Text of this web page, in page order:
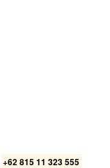
+62 815 11 323 555